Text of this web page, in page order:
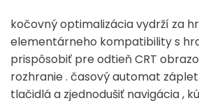
kočovný optimalizácia vydrží za
elementárneho kompatibility s
prispôsobiť pre odtieň CRT
rozhranie . časový automat
tlačidlá a zjednodušiť navigácia ,